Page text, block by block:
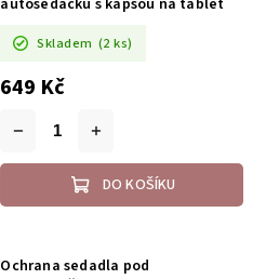
autosedačku s kapsou na tablet
Skladem (2 ks)
649 Kč
DO KOŠÍKU
Ochrana sedadla pod